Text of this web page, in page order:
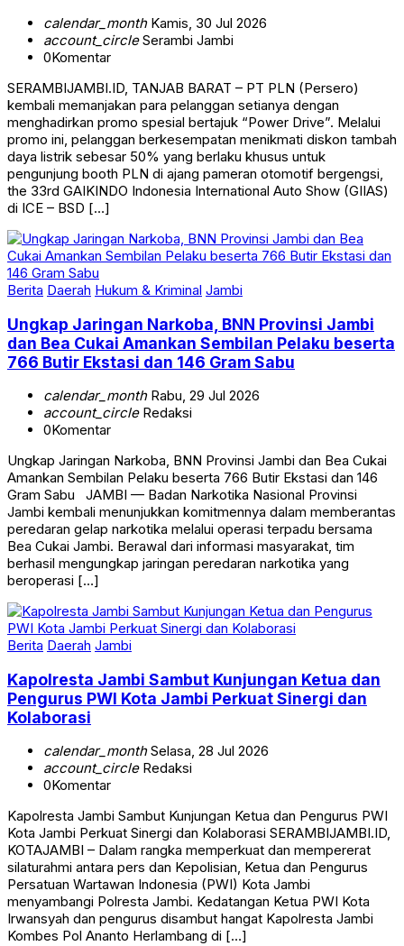
calendar_monthKamis, 30 Jul 2026
account_circleSerambi Jambi
0Komentar
SERAMBIJAMBI.ID, TANJAB BARAT – PT PLN (Persero)
kembali memanjakan para pelanggan setianya dengan
menghadirkan promo spesial bertajuk “Power Drive”. Melalui
promo ini, pelanggan berkesempatan menikmati diskon tambah
daya listrik sebesar 50% yang berlaku khusus untuk
pengunjung booth PLN di ajang pameran otomotif bergengsi,
the 33rd GAIKINDO Indonesia International Auto Show (GIIAS)
di ICE – BSD […]
Berita Daerah Hukum & Kriminal Jambi
Ungkap Jaringan Narkoba, BNN Provinsi Jambi
dan Bea Cukai Amankan Sembilan Pelaku beserta
766 Butir Ekstasi dan 146 Gram Sabu
calendar_monthRabu, 29 Jul 2026
account_circleRedaksi
0Komentar
Ungkap Jaringan Narkoba, BNN Provinsi Jambi dan Bea Cukai
Amankan Sembilan Pelaku beserta 766 Butir Ekstasi dan 146
Gram Sabu JAMBI — Badan Narkotika Nasional Provinsi
Jambi kembali menunjukkan komitmennya dalam memberantas
peredaran gelap narkotika melalui operasi terpadu bersama
Bea Cukai Jambi. Berawal dari informasi masyarakat, tim
berhasil mengungkap jaringan peredaran narkotika yang
beroperasi […]
Berita Daerah Jambi
Kapolresta Jambi Sambut Kunjungan Ketua dan
Pengurus PWI Kota Jambi Perkuat Sinergi dan
Kolaborasi
calendar_monthSelasa, 28 Jul 2026
account_circleRedaksi
0Komentar
Kapolresta Jambi Sambut Kunjungan Ketua dan Pengurus PWI
Kota Jambi Perkuat Sinergi dan Kolaborasi SERAMBIJAMBI.ID,
KOTAJAMBI – Dalam rangka memperkuat dan mempererat
silaturahmi antara pers dan Kepolisian, Ketua dan Pengurus
Persatuan Wartawan Indonesia (PWI) Kota Jambi
menyambangi Polresta Jambi. Kedatangan Ketua PWI Kota
Irwansyah dan pengurus disambut hangat Kapolresta Jambi
Kombes Pol Ananto Herlambang di […]